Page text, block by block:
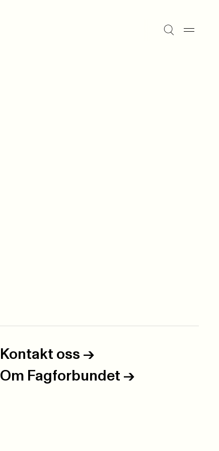
Kontakt oss ->
Om Fagforbundet ->